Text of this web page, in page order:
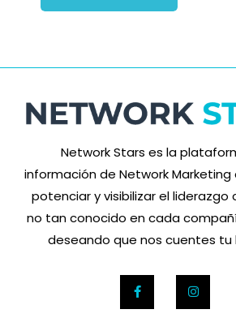
Network Stars es la
información de Network
potenciar y visibilizar el liderazgo
no tan conocido en cada
deseando que nos cuentes tu